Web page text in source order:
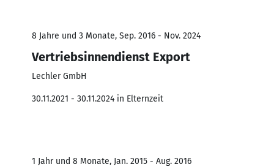
8 Jahre und 3 Monate, Sep. 2016 - Nov. 2024
Vertriebsinnendienst Export
Lechler GmbH
30.11.2021 - 30.11.2024 in Elternzeit
1 Jahr und 8 Monate, Jan. 2015 - Aug. 2016